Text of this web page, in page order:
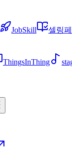
JobSkill 셀링
ThingsInThing